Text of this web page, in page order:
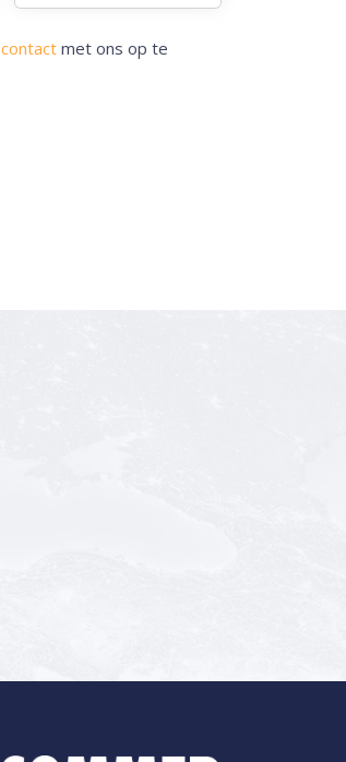
contact met ons op te